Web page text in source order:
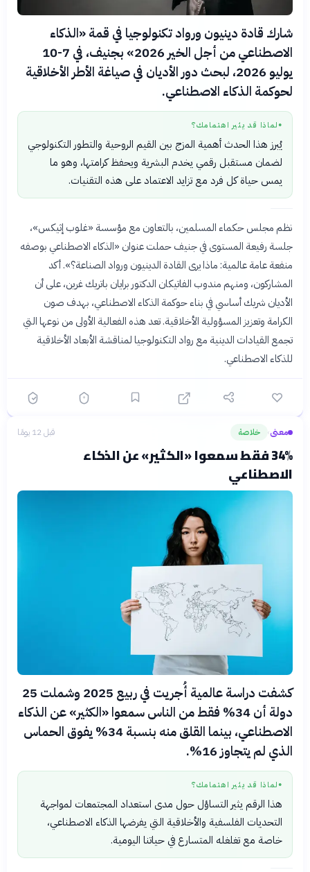
شارك قادة دينيون ورواد تكنولوجيا في قمة «الذكاء
الاصطناعي من أجل الخير 2026» بجنيف، في 7-10
يوليو 2026، لبحث دور الأديان في صياغة الأطر الأخلاقية
لحوكمة الذكاء الاصطناعي.
● لماذا قد يثير اهتمامك؟
يُبرز هذا الحدث أهمية المزج بين القيم الروحية والتطور التكنولوجي
لضمان مستقبل رقمي يخدم البشرية ويحفظ كرامتها، وهو ما
يمس حياة كل فرد مع تزايد الاعتماد على هذه التقنيات.
نظم مجلس حكماء المسلمين، بالتعاون مع مؤسسة «غلوب إثيكس»،
جلسة رفيعة المستوى في جنيف حملت عنوان «الذكاء الاصطناعي بوصفه
منفعة عامة عالمية: ماذا يرى القادة الدينيون ورواد الصناعة؟». أكد
المشاركون، ومنهم مندوب الفاتيكان الدكتور برايان باتريك غرين، على أن
الأديان شريك أساسي في بناء حوكمة الذكاء الاصطناعي، بهدف صون
الكرامة وتعزيز المسؤولية الأخلاقية. تعد هذه الفعالية الأولى من نوعها التي
تجمع القيادات الدينية مع رواد التكنولوجيا لمناقشة الأبعاد الأخلاقية
للذكاء الاصطناعي.
معنى› خلاصة قبل 12 يومًا
34% فقط سمعوا «الكثير» عن الذكاء
الاصطناعي
كشفت دراسة عالمية أُجريت في ربيع 2025 وشملت 25
دولة أن 34% فقط من الناس سمعوا «الكثير» عن الذكاء
الاصطناعي، بينما القلق منه بنسبة 34% يفوق الحماس
الذي لم يتجاوز 16%.
● لماذا قد يثير اهتمامك؟
هذا الرقم يثير التساؤل حول مدى استعداد المجتمعات لمواجهة
التحديات الفلسفية والأخلاقية التي يفرضها الذكاء الاصطناعي،
خاصة مع تغلغله المتسارع في حياتنا اليومية.